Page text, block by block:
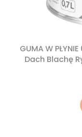
GUMA W PŁYNIE 0,7L
Dach Blachę